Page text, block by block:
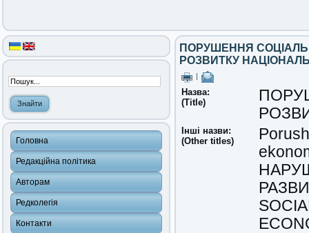
Головна
Редакційна політика
Авторам
Редколегія
Контакти
ПОРУШЕННЯ
РОЗВИТКУ
Назва:
(Title)
Інші назви:
(Other titles)